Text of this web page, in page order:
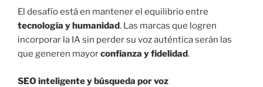
El desafío está en mantener el equilibrio entre
tecnología y humanidad. Las marcas que logren
incorporar la IA sin perder su voz auténtica serán las
que generen mayorconfianza y fidelidad.
SEO inteligente y búsqueda por voz